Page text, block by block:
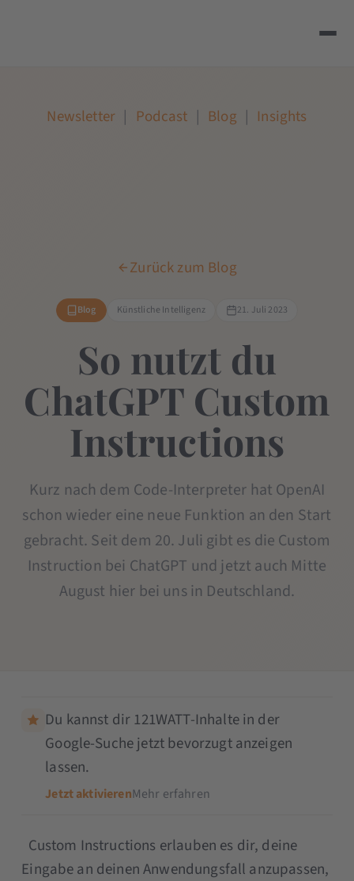
Newsletter | Podcast | Blog | Insights
Zurück zum Blog
Blog Künstliche Intelligenz 21. Juli 2023
So nutzt du
ChatGPT Custom
Instructions
Kurz nach dem Code-Interpreter hat OpenAI
schon wieder eine neue Funktion an den Start
gebracht. Seit dem 20. Juli gibt es die Custom
Instruction bei ChatGPT und jetzt auch Mitte
August hier bei uns in Deutschland.
Du kannst dir 121WATT-Inhalte in der
Google-Suche jetzt bevorzugt anzeigen
lassen.
Jetzt aktivierenMehr erfahren
Custom Instructions erlauben es dir, deine
Eingabe an deinen Anwendungsfall anzupassen,